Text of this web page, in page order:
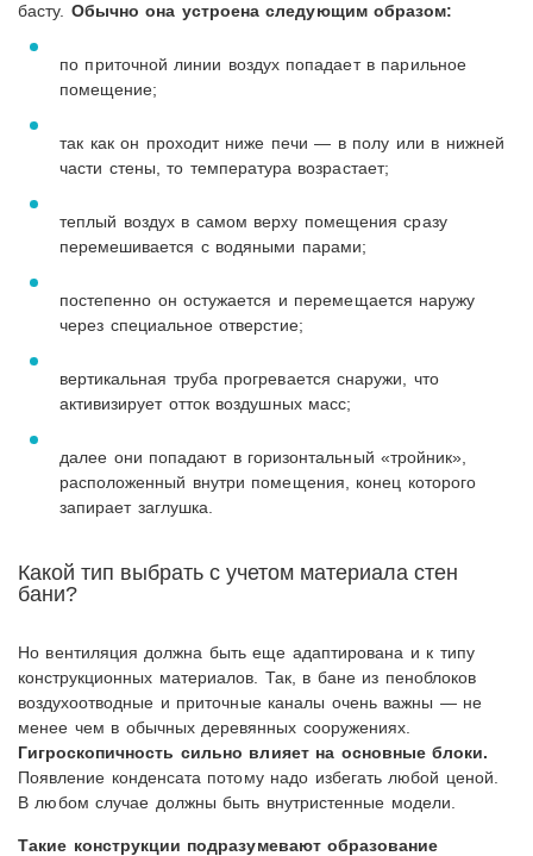
басту. Обычно она устроена следующим образом:
по приточной линии воздух попадает в парильное
помещение;
так как он проходит ниже печи — в полу или в нижней
части стены, то температура возрастает;
теплый воздух в самом верху помещения сразу
перемешивается с водяными парами;
постепенно он остужается и перемещается наружу
через специальное отверстие;
вертикальная труба прогревается снаружи, что
активизирует отток воздушных масс;
далее они попадают в горизонтальный «тройник»,
расположенный внутри помещения, конец которого
запирает заглушка.
Какой тип выбрать с учетом материала стен
бани?
Но вентиляция должна быть еще адаптирована и к типу
конструкционных материалов. Так, в бане из пеноблоков
воздухоотводные и приточные каналы очень важны — не
менее чем в обычных деревянных сооружениях.
Гигроскопичность сильно влияет на основные блоки.
Появление конденсата потому надо избегать любой ценой.
В любом случае должны быть внутристенные модели.
Такие конструкции подразумевают образование